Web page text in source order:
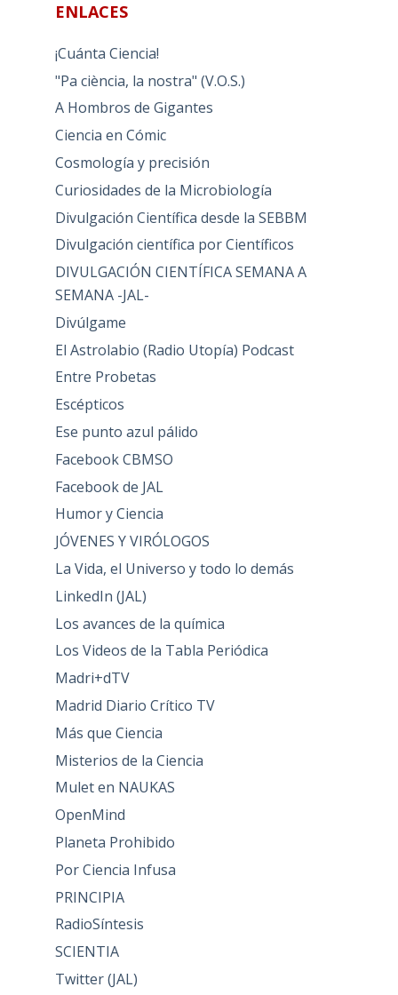
ENLACES
¡Cuánta Ciencia!
"Pa ciència, la nostra" (V.O.S.)
A Hombros de Gigantes
Ciencia en Cómic
Cosmología y precisión
Curiosidades de la Microbiología
Divulgación Científica desde la SEBBM
Divulgación científica por Científicos
DIVULGACIÓN CIENTÍFICA SEMANA A
SEMANA -JAL-
Divúlgame
El Astrolabio (Radio Utopía) Podcast
Entre Probetas
Escépticos
Ese punto azul pálido
Facebook CBMSO
Facebook de JAL
Humor y Ciencia
JÓVENES Y VIRÓLOGOS
La Vida, el Universo y todo lo demás
LinkedIn (JAL)
Los avances de la química
Los Videos de la Tabla Periódica
Madri+dTV
Madrid Diario Crítico TV
Más que Ciencia
Misterios de la Ciencia
Mulet en NAUKAS
OpenMind
Planeta Prohibido
Por Ciencia Infusa
PRINCIPIA
RadioSíntesis
SCIENTIA
Twitter (JAL)